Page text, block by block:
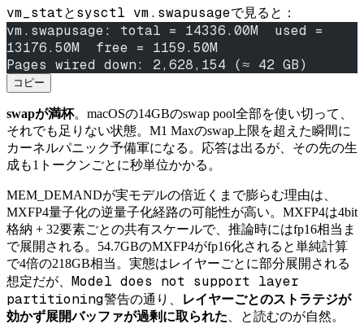
vm_statと sysctl vm.swapusageで見ると：
vm.swapusage: total = 14336.00M  used =
13176.50M  free = 1159.50M
Pages wired down: 2,628,154 (≈ 42 GB)
コピー
swapが満杯。macOSの14GBのswap pool全部を使い切って、
それでも足りない状態。M1 Maxのswap上限を超えた瞬間に
カーネルパニック予備軍になる。応答は出るが、その先の生
成も1トークンごとに秒単位かかる。
MEM_DEMANDが実モデルの倍近くまで膨らむ理由は、
MXFP4量子化の逆量子化経路の可能性が高い。MXFP4は4bit
格納 + 32要素ごとの共有スケールで、推論時にはfp16相当ま
で展開される。54.7GBのMXFP4がfp16化されると単純計算
で4倍の218GB相当。実態はレイヤーごとに部分展開される
想定だが、 Model does not support layer
partitioning警告の通り、
レイヤーごとのストラテジが
効かず展開バッファが過剰に取られた 、と読むのが自然。